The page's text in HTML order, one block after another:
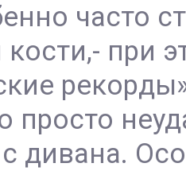
часто
кости,- при
просто
дивана.